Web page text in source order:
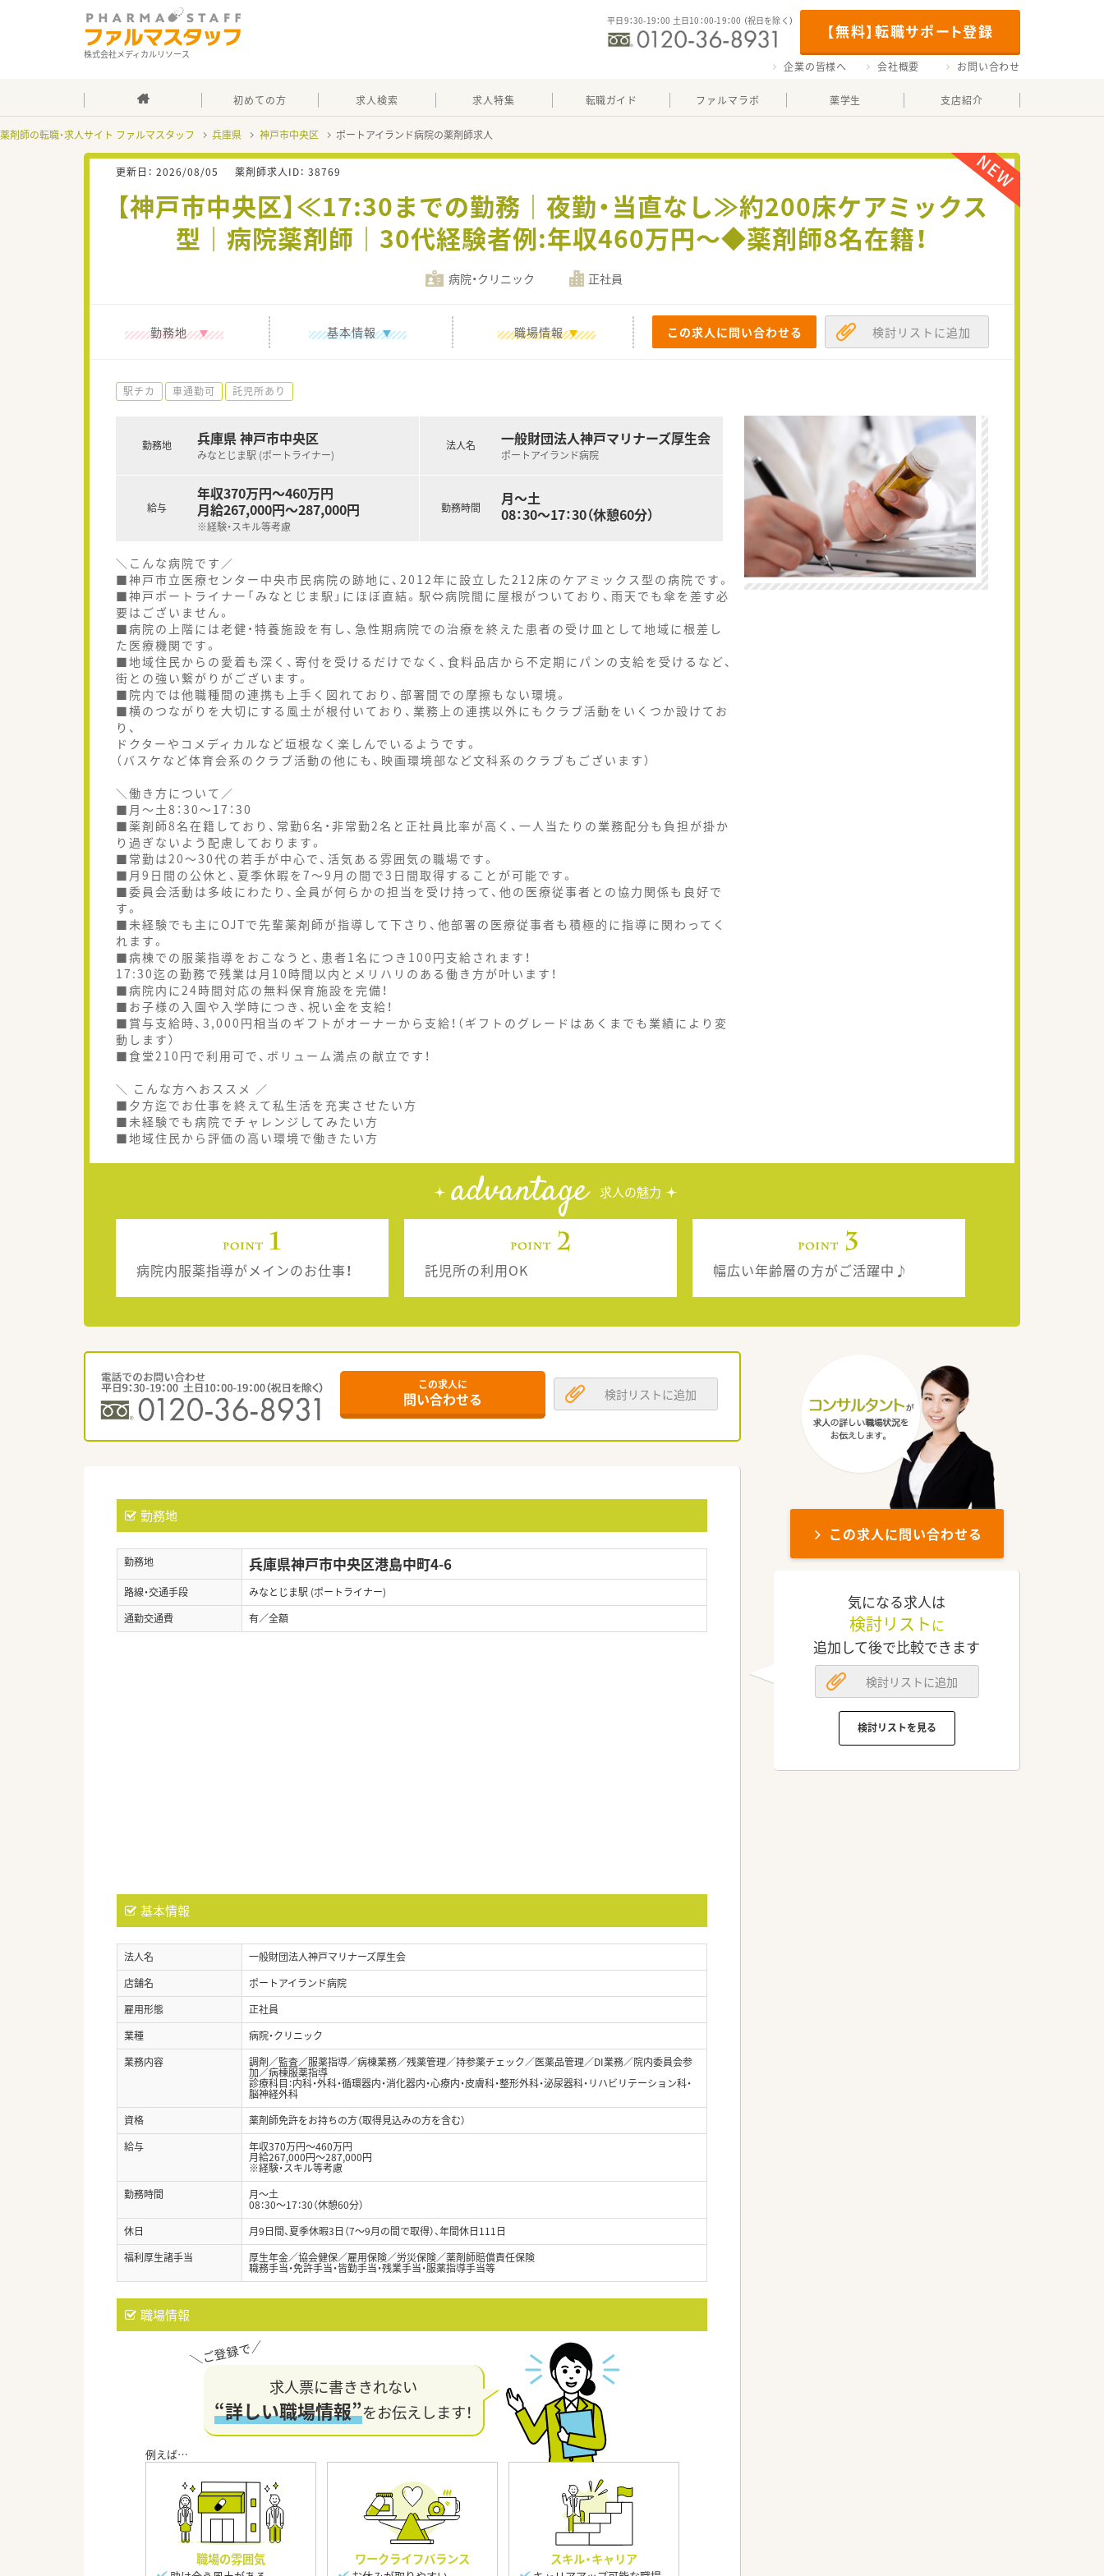
株式会社メディカルリソース
【無料】転職サポート登録
平日9：30-19：00 土日10：00-19：00 （祝日を除く）
企業の皆様へ 会社概要 お問い合わせ
初めての方 求人検索 求人特集 転職ガイド ファルマラボ 薬学生 支店紹介
薬剤師の転職・求人サイト ファルマスタッフ 兵庫県 神戸市中央区 ポートアイランド病院の薬剤師求人
更新日： 2026/08/05 薬剤師求人ID： 38769
【神戸市中央区】≪17:30までの勤務｜夜勤・当直なし≫約200床ケアミックス
型｜病院薬剤師｜30代経験者例:年収460万円～◆薬剤師8名在籍！
病院・クリニック 正社員
勤務地 基本情報 職場情報 この求人に問い合わせる 検討リストに追加
駅チカ 車通勤可 託児所あり
勤務地 兵庫県 神戸市中央区
みなとじま駅 (ポートライナー)
給与
年収370万円～460万円
月給267,000円～287,000円
※経験・スキル等考慮
法人名 一般財団法人神戸マリナーズ厚生会
ポートアイランド病院
勤務時間
月～土
08：30～17：30（休憩60分）
＼こんな病院です／
■神戸市立医療センター中央市民病院の跡地に、2012年に設立した212床のケアミックス型の病院です。
■神戸ポートライナー「みなとじま駅」にほぼ直結。駅⇔病院間に屋根がついており、雨天でも傘を差す必
要はございません。
■病院の上階には老健・特養施設を有し、急性期病院での治療を終えた患者の受け皿として地域に根差し
た医療機関です。
■地域住民からの愛着も深く、寄付を受けるだけでなく、食料品店から不定期にパンの支給を受けるなど、
街との強い繋がりがございます。
■院内では他職種間の連携も上手く図れており、部署間での摩擦もない環境。
■横のつながりを大切にする風土が根付いており、業務上の連携以外にもクラブ活動をいくつか設けてお
り、
ドクターやコメディカルなど垣根なく楽しんでいるようです。
（バスケなど体育会系のクラブ活動の他にも、映画環境部など文科系のクラブもございます）
＼働き方について／
■月～土8：30～17：30
■薬剤師8名在籍しており、常勤6名・非常勤2名と正社員比率が高く、一人当たりの業務配分も負担が掛か
り過ぎないよう配慮しております。
■常勤は20～30代の若手が中心で、活気ある雰囲気の職場です。
■月9日間の公休と、夏季休暇を7～9月の間で3日間取得することが可能です。
■委員会活動は多岐にわたり、全員が何らかの担当を受け持って、他の医療従事者との協力関係も良好で
す。
■未経験でも主にOJTで先輩薬剤師が指導して下さり、他部署の医療従事者も積極的に指導に関わってく
れます。
■病棟での服薬指導をおこなうと、患者1名につき100円支給されます！
17:30迄の勤務で残業は月10時間以内とメリハリのある働き方が叶います！
■病院内に24時間対応の無料保育施設を完備！
■お子様の入園や入学時につき、祝い金を支給！
■賞与支給時、3,000円相当のギフトがオーナーから支給！（ギフトのグレードはあくまでも業績により変
動します）
■食堂210円で利用可で、ボリューム満点の献立です！
＼ こんな方へおススメ ／
■夕方迄でお仕事を終えて私生活を充実させたい方
■未経験でも病院でチャレンジしてみたい方
■地域住民から評価の高い環境で働きたい方
advantage 求人の魅力
病院内服薬指導がメインのお仕事！ 託児所の利用OK 幅広い年齢層の方がご活躍中♪
この求人に
問い合わせる 検討リストに追加
勤務地
勤務地 兵庫県神戸市中央区港島中町4-6
路線・交通手段
みなとじま駅 (ポートライナー)
通勤交通費
有／全額
基本情報
法人名
一般財団法人神戸マリナーズ厚生会
店舗名
ポートアイランド病院
雇用形態
正社員
業種
病院・クリニック
業務内容
調剤／監査／服薬指導／病棟業務／残薬管理／持参薬チェック／医薬品管理／DI業務／院内委員会参
加／病棟服薬指導
診療科目：内科・外科・循環器内・消化器内・心療内・皮膚科・整形外科・泌尿器科・リハビリテーション科・
脳神経外科
資格
薬剤師免許をお持ちの方（取得見込みの方を含む）
給与
年収370万円～460万円
月給267,000円～287,000円
※経験・スキル等考慮
勤務時間
月～土
08：30～17：30（休憩60分）
休日
月9日間、夏季休暇3日（7～9月の間で取得）、年間休日111日
福利厚生諸手当
厚生年金／協会健保／雇用保険／労災保険／薬剤師賠償責任保険
職務手当・免許手当・皆勤手当・残業手当・服薬指導手当等
職場情報
求人票に書ききれない
“詳しい職場情報”をお伝えします！
職場の雰囲気 ワークライフバランス スキル・キャリア
この求人に問い合わせる
気になる求人は
検討リスト に
追加して後で比較できます
検討リストに追加
検討リストを見る